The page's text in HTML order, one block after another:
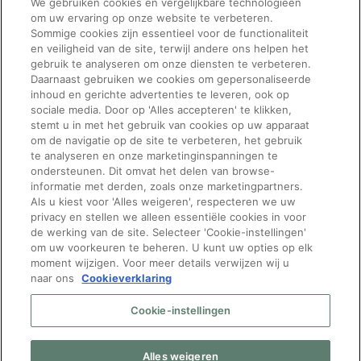
looking
for
jobs
should
not
put
anything
here.
See All Jobs
Vragen over
werken bij bpost?
Neem gerust contact op
met onze recruiters:
[email protected]of bel
Mijn gdpr-rechten|Privacy
Privacy notice
Volg Manpower
om uw ervaring op onze website te verbeteren.
Sommige cookies zijn essentieel voor de functionaliteit
en veiligheid van de site, terwijl andere ons helpen het
gebruik te analyseren om onze diensten te verbeteren.
Daarnaast gebruiken we cookies om gepersonaliseerde
inhoud en gerichte advertenties te leveren, ook op
sociale media. Door op 'Alles accepteren' te klikken,
stemt u in met het gebruik van cookies op uw apparaat
om de navigatie op de site te verbeteren, het gebruik
te analyseren en onze marketinginspanningen te
ondersteunen. Dit omvat het delen van browse-
informatie met derden, zoals onze marketingpartners.
Als u kiest voor 'Alles weigeren', respecteren we uw
privacy en stellen we alleen essentiële cookies in voor
de werking van de site. Selecteer 'Cookie-instellingen'
om uw voorkeuren te beheren. U kunt uw opties op elk
moment wijzigen. Voor meer details verwijzen wij u
naar ons
Cookieverklaring
Cookie-instellingen
Alles weigeren